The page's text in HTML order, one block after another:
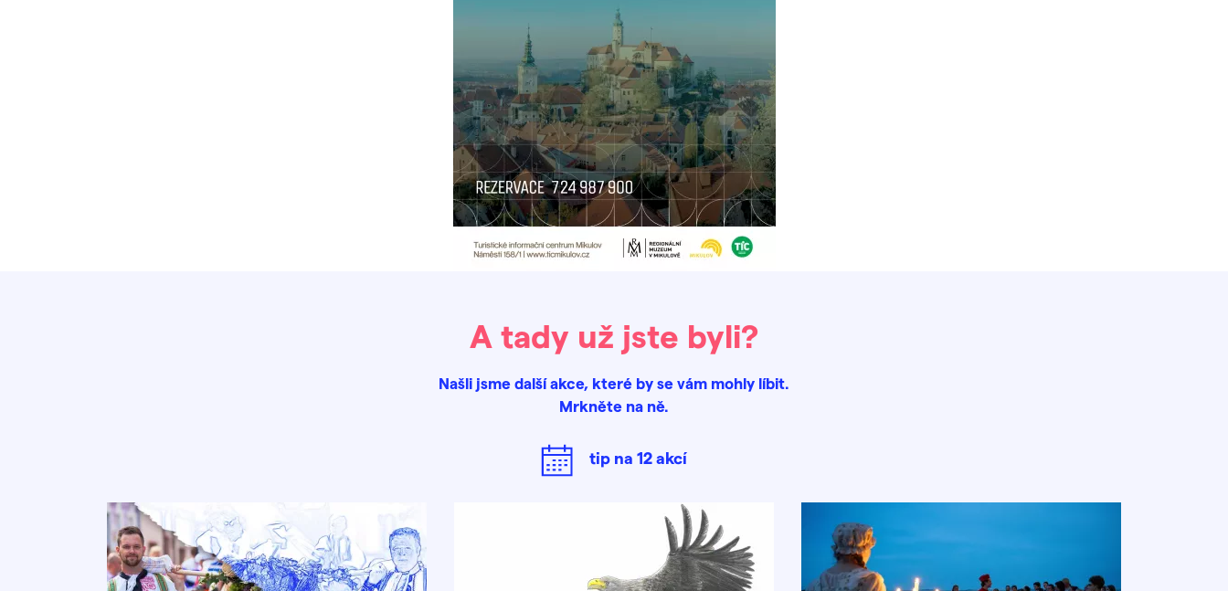
A tady už jste byli?
Našli jsme další akce, které by se vám mohly líbit.
Mrkněte na ně.
tip na 12akcí